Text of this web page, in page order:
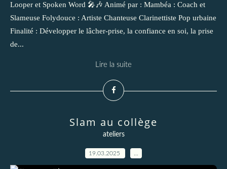
Looper et Spoken Word 🎤🎶 Animé par : Mambéa : Coach et
Slameuse Folydouce : Artiste Chanteuse Clarinettiste Pop urbaine
Finalité : Développer le lâcher-prise, la confiance en soi, la prise
de...
Lire la suite
Slam au collège
ateliers
19.03.2025